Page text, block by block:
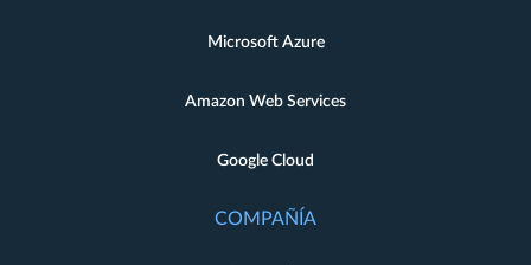
Microsoft Azure
Amazon Web Services
Google Cloud
COMPAÑÍA